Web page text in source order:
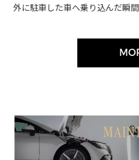
外に駐車した車へ乗り込んだ瞬